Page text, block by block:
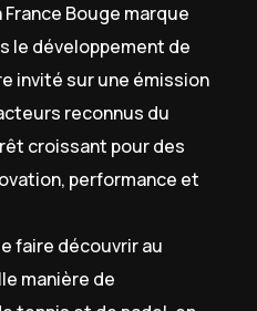
Bouge marque
le développement de
invité sur une émission
reconnus du
croissant pour des
performance et
faire découvrir au
manière de